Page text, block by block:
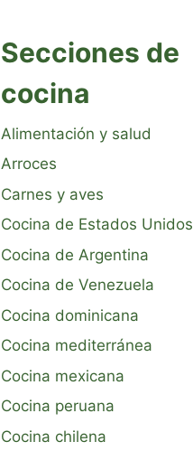
Secciones de
cocina
Alimentación y salud
Arroces
Carnes y aves
Cocina de Estados Unidos
Cocina de Argentina
Cocina de Venezuela
Cocina dominicana
Cocina mediterránea
Cocina mexicana
Cocina peruana
Cocina chilena